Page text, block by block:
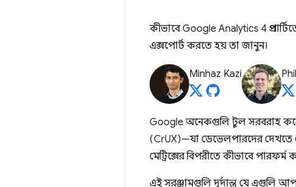
কীভাবে Google Analytics 4
এক্সপোর্ট করতে হয় তা জানুন।
Minhaz Kazi
Google অনেকগুলি টুল সরবরাহ
(CrUX)—যা ডেভেলপারদের দেখতে
মেট্রিক্সের বিপরীতে কীভাবে পারফর্ম
এই সরঞ্জামগুলি দুর্দান্ত যে এগুলি